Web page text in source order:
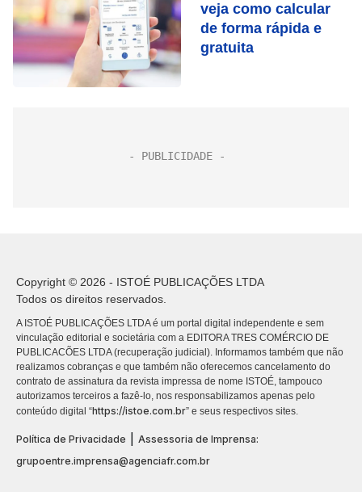
veja como calcular
de forma rápida e
gratuita
Copyright © 2026 - ISTOÉ PUBLICAÇÕES LTDA
Todos os direitos reservados.
A ISTOÉ PUBLICAÇÕES LTDA é um portal digital independente e sem
vinculação editorial e societária com a EDITORA TRES COMÉRCIO DE
PUBLICACÕES LTDA (recuperação judicial). Informamos também que não
realizamos cobranças e que também não oferecemos cancelamento do
contrato de assinatura da revista impressa de nome ISTOÉ, tampouco
autorizamos terceiros a fazê-lo, nos responsabilizamos apenas pelo
conteúdo digital “https://istoe.com.br” e seus respectivos sites.
Política de Privacidade
Assessoria de Imprensa:
grupoentre.imprensa@agenciafr.com.br